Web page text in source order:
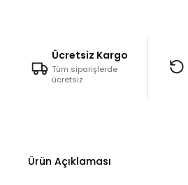
Ücretsiz Kargo
Tüm siparişlerde
ücretsiz
Ürün Açıklaması